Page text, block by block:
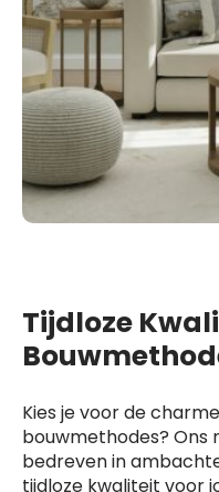
Tijdloze
Kies je voor de
bouwmethodes? Ons
bedreven in
tijdloze kwaliteit voor